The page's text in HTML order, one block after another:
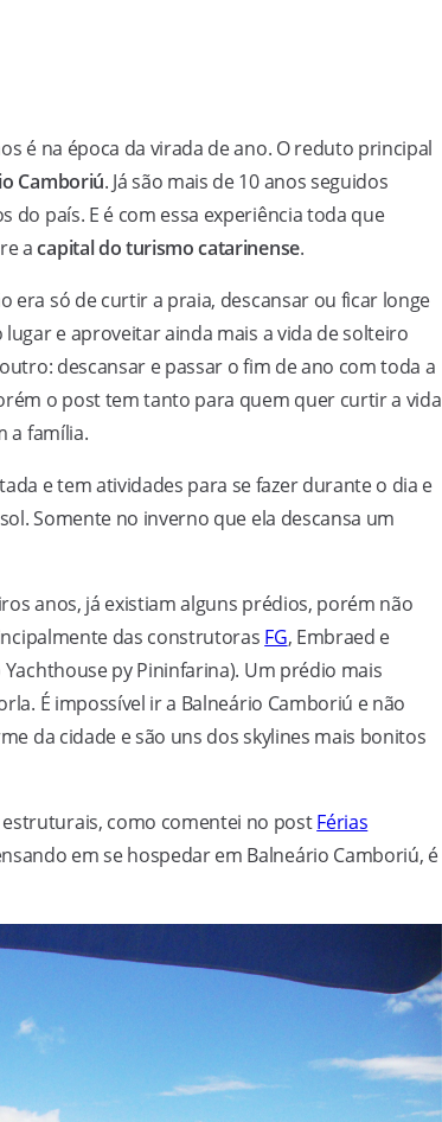
é na época da virada de ano. O reduto principal
Camboriú. Já são mais de 10 anos seguidos
país. E é com essa experiência toda que
acapital do turismo catarinense.
era só de curtir a praia, descansar ou ficar longe
e aproveitar ainda mais a vida de solteiro
descansar e passar o fim de ano com toda a
o post tem tanto para quem quer curtir a vida
a família.
e tem atividades para se fazer durante o dia e
Somente no inverno que ela descansa um
anos, já existiam alguns prédios, porém não
das construtoras FG, Embraed e
py Pininfarina). Um prédio mais
É impossível ir a Balneário Camboriú e não
da cidade e são uns dos skylines mais bonitos
como comentei no postFérias
em se hospedar em Balneário Camboriú, é